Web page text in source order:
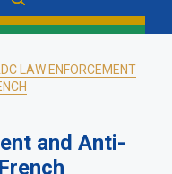
LAW ENFORCEMENT
and Anti-